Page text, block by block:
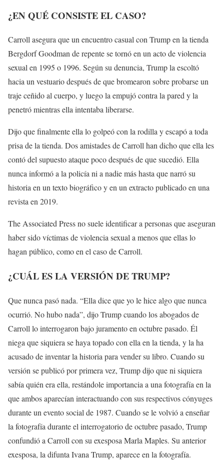
¿EN QUÉ CONSISTE EL CASO?
Carroll asegura que un encuentro casual con Trump en la tienda
Bergdorf Goodman de repente se tornó en un acto de violencia
sexual en 1995 o 1996. Según su denuncia, Trump la escoltó
hacia un vestuario después de que bromearon sobre probarse un
traje ceñido al cuerpo, y luego la empujó contra la pared y la
penetró mientras ella intentaba liberarse.
Dijo que finalmente ella lo golpeó con la rodilla y escapó a toda
prisa de la tienda. Dos amistades de Carroll han dicho que ella les
contó del supuesto ataque poco después de que sucedió. Ella
nunca informó a la policía ni a nadie más hasta que narró su
historia en un texto biográfico y en un extracto publicado en una
revista en 2019.
The Associated Press no suele identificar a personas que aseguran
haber sido víctimas de violencia sexual a menos que ellas lo
hagan público, como en el caso de Carroll.
¿CUÁL ES LA VERSIÓN DE TRUMP?
Que nunca pasó nada. “Ella dice que yo le hice algo que nunca
ocurrió. No hubo nada”, dijo Trump cuando los abogados de
Carroll lo interrogaron bajo juramento en octubre pasado. Él
niega que siquiera se haya topado con ella en la tienda, y la ha
acusado de inventar la historia para vender su libro. Cuando su
versión se publicó por primera vez, Trump dijo que ni siquiera
sabía quién era ella, restándole importancia a una fotografía en la
que ambos aparecían interactuando con sus respectivos cónyuges
durante un evento social de 1987. Cuando se le volvió a enseñar
la fotografía durante el interrogatorio de octubre pasado, Trump
confundió a Carroll con su exesposa Marla Maples. Su anterior
exesposa, la difunta Ivana Trump, aparece en la fotografía.